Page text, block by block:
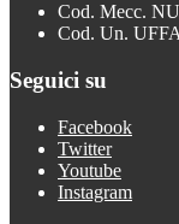
Cod. Mecc.
Cod. Un.
Seguici su
Facebook
Twitter
Youtube
Instagram